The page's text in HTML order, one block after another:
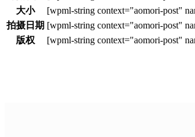
大小
拍摄日期
版权